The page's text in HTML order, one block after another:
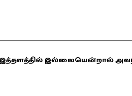
இத்தளத்தில் இல்லையென்றால்